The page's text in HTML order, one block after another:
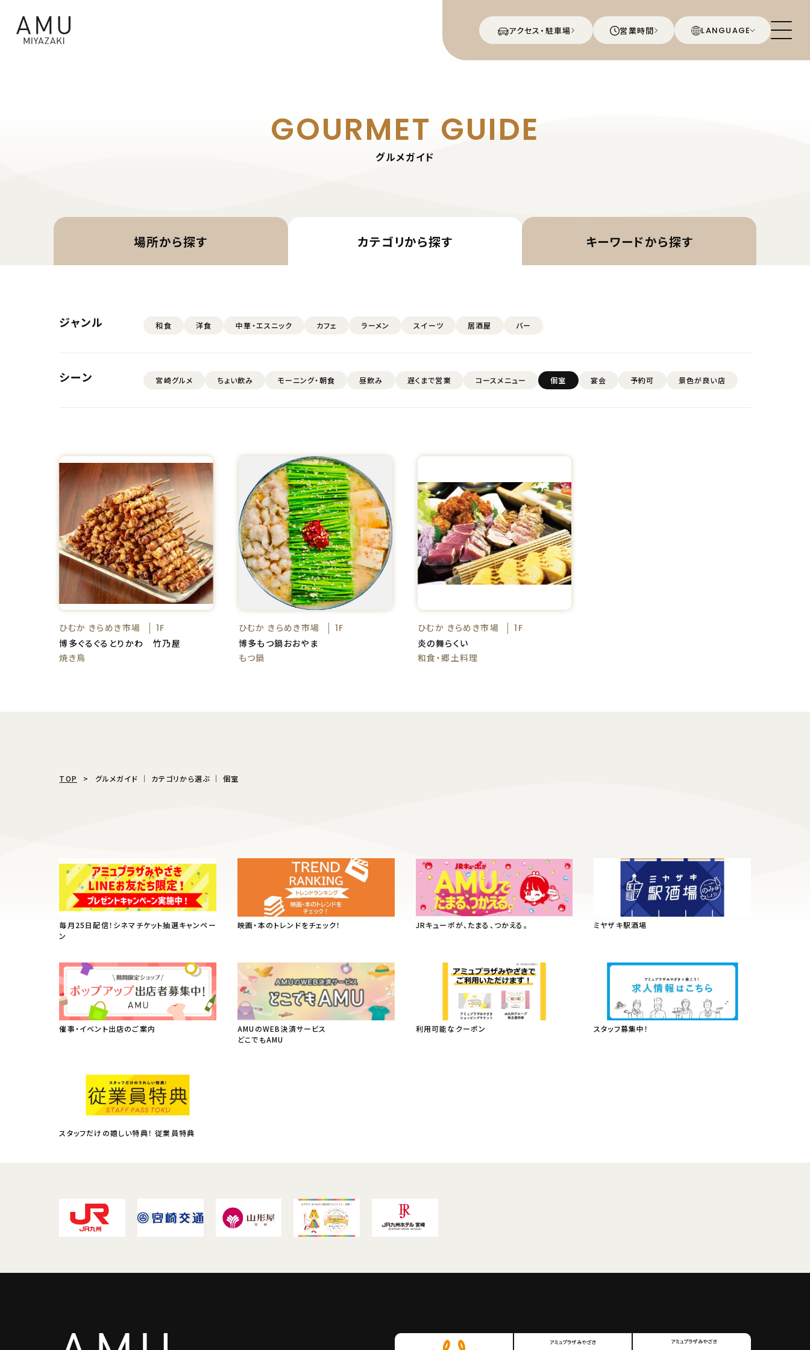
アクセス・駐車場 営業時間 LANGUAGE
GOURMET GUIDE
グルメガイド
場所から探す カテゴリから探す キーワードから探す
ジャンル 和食 洋食 中華・エスニック カフェ ラーメン スイーツ 居酒屋 バー
シーン 宮崎グルメ ちょい飲み モーニング・朝食 昼飲み 遅くまで営業 コースメニュー 個室 宴会 予約可 景色が良い店
ひむか きらめき市場
1F
博多ぐるぐるとりかわ 竹乃屋
焼き鳥
ひむか きらめき市場
1F
博多もつ鍋おおやま
もつ鍋
ひむか きらめき市場
1F
炎の舞らくい
和食・郷土料理
TOP グルメガイド │ カテゴリから選ぶ │ 個室
毎月25日配信！シネマチケット抽選キャンペー
ン
映画・本のトレンドをチェック！ JRキューポが、たまる、つかえる。 ミヤザキ駅酒場
催事・イベント出店のご案内
AMUのWEB決済サービス
どこでもAMU
利用可能なクーポン スタッフ募集中！
スタッフだけの嬉しい特典！ 従業員特典